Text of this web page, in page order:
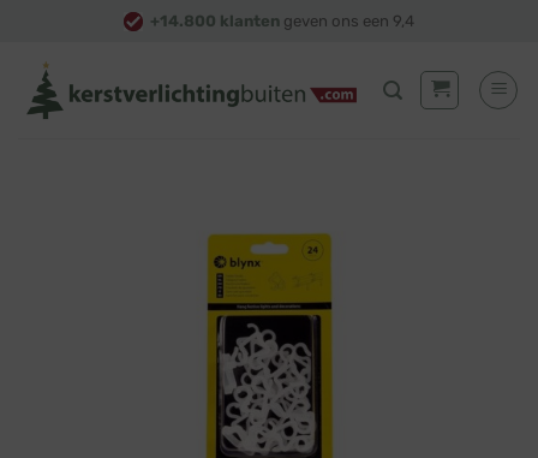
content
+14.800 klanten geven ons een 9,4